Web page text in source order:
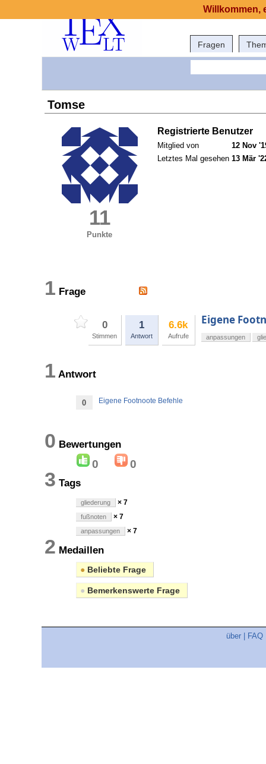
Fragen
Tomse
11
Punkte
Registrierte Benutzer
Mitglied von
12 Nov
Letztes Mal gesehen 13 Mär
1 Frage
0
Stimmen
1
Antwort
6.6k
Aufrufe
Eigene
anpassungen
1 Antwort
0 Eigene Footnoote Befehle
0 Bewertungen
0 0
3 Tags
gliederung × 7
fußnoten × 7
anpassungen × 7
2 Medaillen
● Beliebte Frage
● Bemerkenswerte Frage
über FAQ
Willkommen,